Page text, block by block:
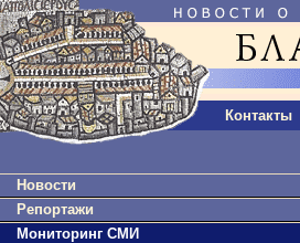
Контакты
Новости
Репортажи
Мониторинг СМИ